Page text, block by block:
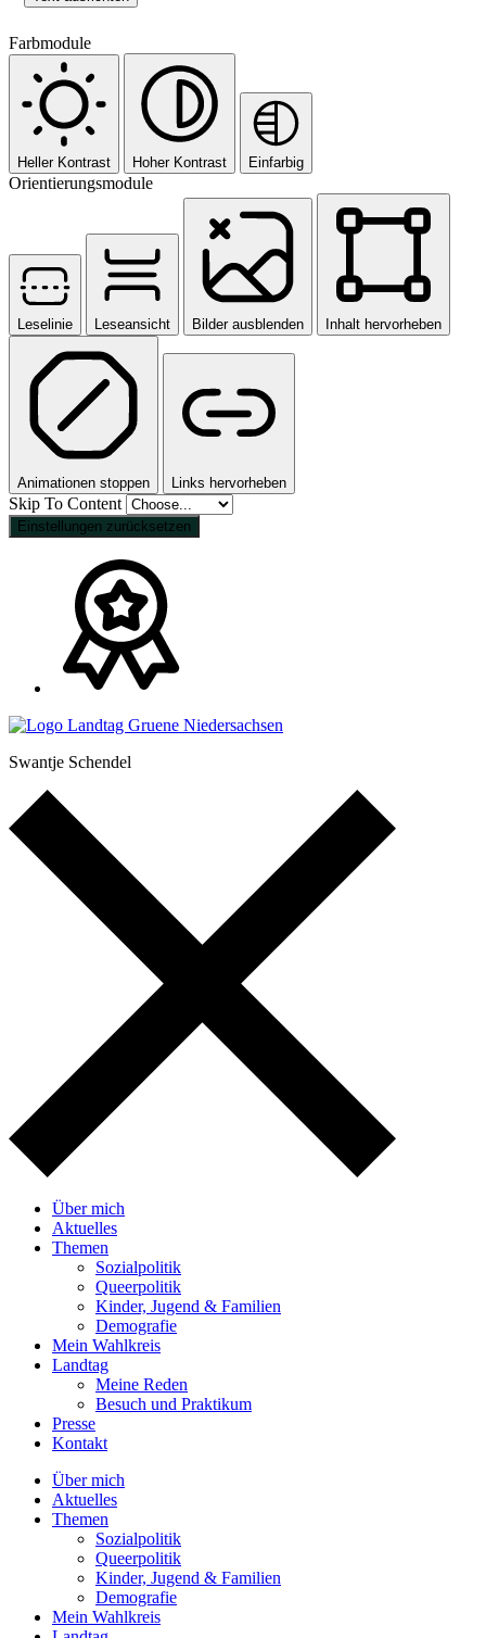
Farbmodule
Heller Kontrast Hoher Kontrast Einfarbig
Orientierungsmodule
Leselinie Leseansicht Bilder ausblenden Inhalt hervorheben
Animationen stoppen Links hervorheben
Skip To Content
Einstellungen zurücksetzen
Swantje Schendel
Über mich
Aktuelles
Themen
Sozialpolitik
Queerpolitik
Kinder, Jugend & Familien
Demografie
Mein Wahlkreis
Landtag
Meine Reden
Besuch und Praktikum
Presse
Kontakt
Über mich
Aktuelles
Themen
Sozialpolitik
Queerpolitik
Kinder, Jugend & Familien
Demografie
Mein Wahlkreis